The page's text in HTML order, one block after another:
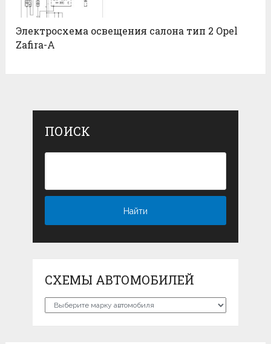
Электросхема освещения салона тип 2 Opel
Zafira-A
ПОИСК
СХЕМЫ АВТОМОБИЛЕЙ
Схемы